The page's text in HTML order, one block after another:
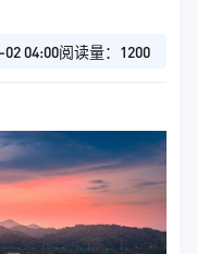
04:00阅读量：1200